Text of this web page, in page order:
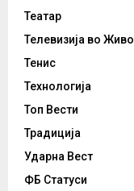
Театар
Телевизија во Живо
Тенис
Технологија
Топ Вести
Традиција
Ударна Вест
ФБ Статуси